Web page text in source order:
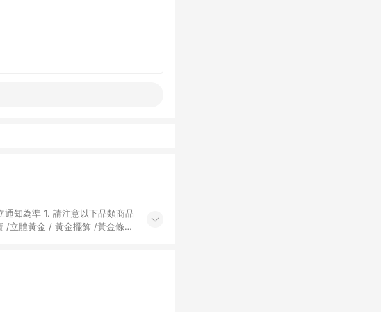
下品類商品
/立體黃金 / 黃金擺飾 /黃金條
稱者(指定活動店家除外) 3. 訂